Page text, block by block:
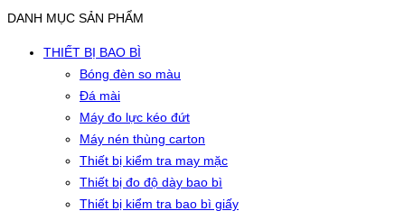
DANH MỤC SẢN PHẨM
THIẾT BỊ BAO BÌ
Bóng đèn so màu
Đá mài
Máy đo lực kéo đứt
Máy nén thùng carton
Thiết bị kiểm tra may mặc
Thiết bị đo độ dày bao bì
Thiết bị kiểm tra bao bì giấy